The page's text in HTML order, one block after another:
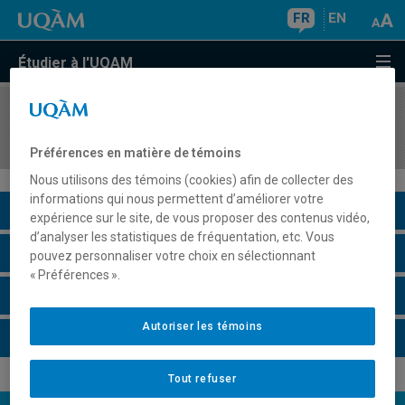
FR EN
Étudier à l'UQAM
COURS//
Description du cours
Horaire - Été 2026
Préférences en matière de témoins
Nous utilisons des témoins (cookies) afin de collecter des
informations qui nous permettent d’améliorer votre
expérience sur le site, de vous proposer des contenus vidéo,
d’analyser les statistiques de fréquentation, etc. Vous
pouvez personnaliser votre choix en sélectionnant
« Préférences ».
Tout refuser
Autoriser les témoins